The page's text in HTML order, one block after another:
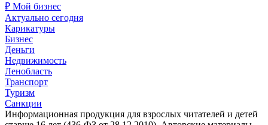
₽ Мой бизнес
Актуально сегодня
Карикатуры
Бизнес
Деньги
Недвижимость
Ленобласть
Транспорт
Туризм
Санкции
Информационная продукция для взрослых читателей и детей